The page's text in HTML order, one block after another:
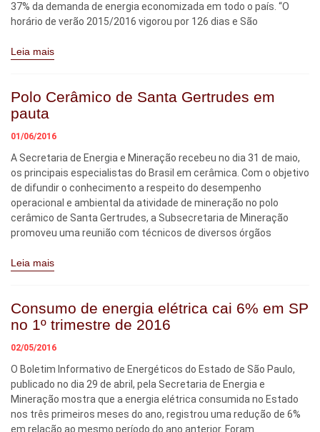
37% da demanda de energia economizada em todo o país. “O
horário de verão 2015/2016 vigorou por 126 dias e São
Leia mais
Polo Cerâmico de Santa Gertrudes em
pauta
01/06/2016
A Secretaria de Energia e Mineração recebeu no dia 31 de maio,
os principais especialistas do Brasil em cerâmica. Com o objetivo
de difundir o conhecimento a respeito do desempenho
operacional e ambiental da atividade de mineração no polo
cerâmico de Santa Gertrudes, a Subsecretaria de Mineração
promoveu uma reunião com técnicos de diversos órgãos
Leia mais
Consumo de energia elétrica cai 6% em SP
no 1º trimestre de 2016
02/05/2016
O Boletim Informativo de Energéticos do Estado de São Paulo,
publicado no dia 29 de abril, pela Secretaria de Energia e
Mineração mostra que a energia elétrica consumida no Estado
nos três primeiros meses do ano, registrou uma redução de 6%
em relação ao mesmo período do ano anterior. Foram